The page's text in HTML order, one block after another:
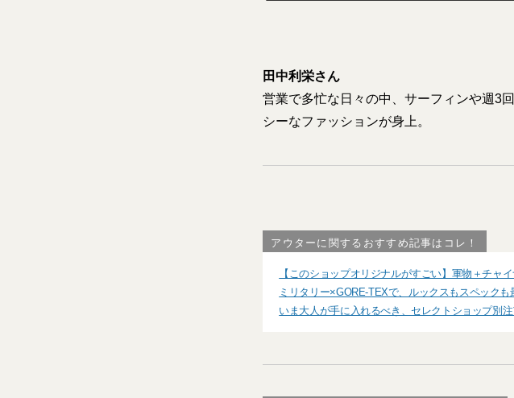
田中利栄さん
営業で多忙な日々の中、サーフィンや週3
シーなファッションが身上。
アウターに関するおすすめ記事はコレ！
【このショップオリジナルがすごい】軍物＋チャ
ミリタリー×GORE-TEXで、ルックスもスペックも
いま大人が手に入れるべき、セレクトショップ別